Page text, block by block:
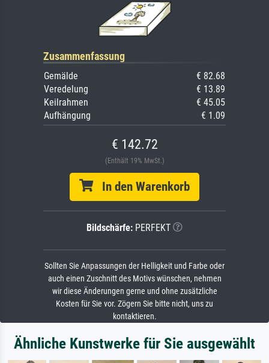
Zusammenfassung
Gemälde
€ 82.68
Veredelung
€ 13.89
Keilrahmen
€ 45.05
Aufhängung
€ 1.09
€ 142.72
(Enthält 19% MwSt.)
In den Warenkorb
Bildschärfe: PERFEKT
Sollten Sie Anpassungen der Helligkeit und Farbe oder
auch einen Zuschnitt des Motivs wünschen, nehmen
wir diese Änderungen gerne und ohne zusätzliche
Kosten für Sie vor. Zögern Sie bitte nicht, uns zu
kontaktieren.
Ähnliche Kunstwerke für Sie ausgewählt